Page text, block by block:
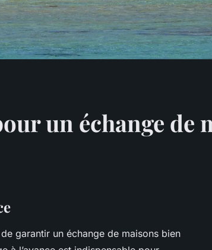
un échange de
garantir un échange de maisons bien